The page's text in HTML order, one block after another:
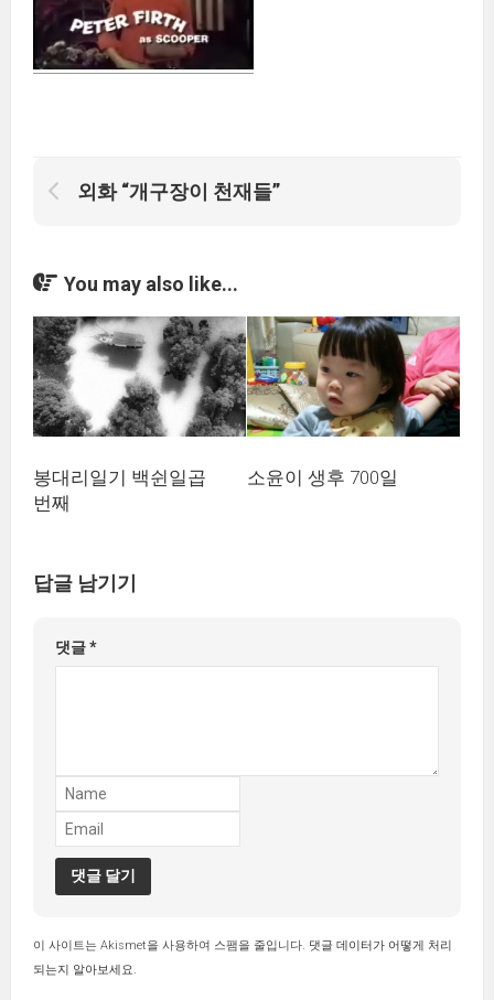
외화 “개구장이 천재들”
You may also like...
봉대리일기 백쉰일곱
번째
소윤이 생후 700일
답글 남기기
댓글*
이 사이트는 Akismet을 사용하여 스팸을 줄입니다. 댓글 데이터가 어떻게 처리
되는지 알아보세요.